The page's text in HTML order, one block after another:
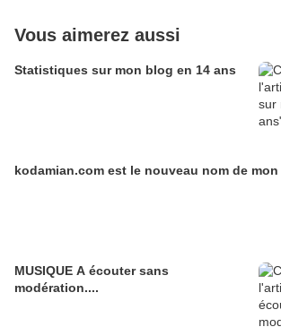
Vous aimerez aussi
Statistiques sur mon blog en 14 ans
kodamian.com est le nouveau nom de mon
MUSIQUE A écouter sans
modération....